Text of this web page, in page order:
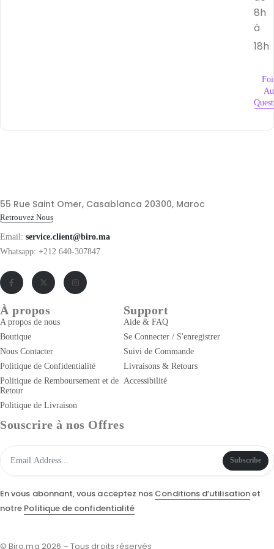
8h
à
18h
55 Rue Saint Omer, Casablanca 20300, Maroc
Retrouvez Nous
Email: service.client@biro.ma
Whatsapp: +212 640-307847
À propos
A propos de nous
Boutique
Nous Contacter
Politique de Confidentialité
Politique de Remboursement et de
Retour
Politique de Livraison
Support
Aide & FAQ
Se Connecter / S'enregistrer
Suivi de Commande
Livraisons & Retours
Accessibilité
Souscrire à nos Offres
Subscribe
En vous abonnant, vous acceptez nos Conditions d’utilisationet
notre Politique de confidentialité
© Biro.ma 2026 – Tous droits réservés